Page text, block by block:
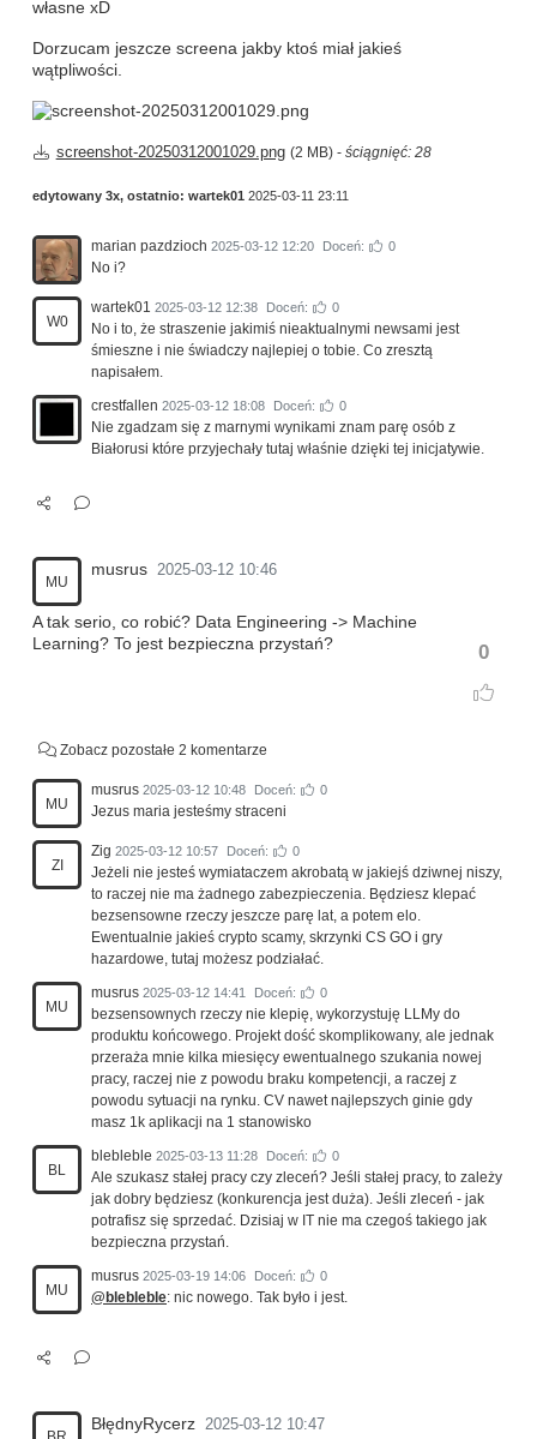
własne xD
Dorzucam jeszcze screena jakby ktoś miał jakieś
wątpliwości.
screenshot-20250312001029.png (2 MB) - ściągnięć: 28
edytowany 3x, ostatnio: wartek01 2025-03-11 23:11
marian pazdzioch 2025-03-12 12:20 Doceń: 0
No i?
W0
wartek01 2025-03-12 12:38 Doceń: 0
No i to, że straszenie jakimiś nieaktualnymi newsami jest
śmieszne i nie świadczy najlepiej o tobie. Co zresztą
napisałem.
crestfallen 2025-03-12 18:08 Doceń: 0
Nie zgadzam się z marnymi wynikami znam parę osób z
Białorusi które przyjechały tutaj właśnie dzięki tej inicjatywie.
MU
musrus 2025-03-12 10:46
0
A tak serio, co robić? Data Engineering -> Machine
Learning? To jest bezpieczna przystań?
Zobacz pozostałe 2 komentarze
MU
musrus 2025-03-12 10:48 Doceń: 0
Jezus maria jesteśmy straceni
ZI
Zig 2025-03-12 10:57 Doceń: 0
Jeżeli nie jesteś wymiataczem akrobatą w jakiejś dziwnej niszy,
to raczej nie ma żadnego zabezpieczenia. Będziesz klepać
bezsensowne rzeczy jeszcze parę lat, a potem elo.
Ewentualnie jakieś crypto scamy, skrzynki CS GO i gry
hazardowe, tutaj możesz podziałać.
MU
musrus 2025-03-12 14:41 Doceń: 0
bezsensownych rzeczy nie klepię, wykorzystuję LLMy do
produktu końcowego. Projekt dość skomplikowany, ale jednak
przeraża mnie kilka miesięcy ewentualnego szukania nowej
pracy, raczej nie z powodu braku kompetencji, a raczej z
powodu sytuacji na rynku. CV nawet najlepszych ginie gdy
masz 1k aplikacji na 1 stanowisko
BL
blebleble 2025-03-13 11:28 Doceń: 0
Ale szukasz stałej pracy czy zleceń? Jeśli stałej pracy, to zależy
jak dobry będziesz (konkurencja jest duża). Jeśli zleceń - jak
potrafisz się sprzedać. Dzisiaj w IT nie ma czegoś takiego jak
bezpieczna przystań.
MU
musrus 2025-03-19 14:06 Doceń: 0
@blebleble: nic nowego. Tak było i jest.
BR
BłędnyRycerz 2025-03-12 10:47